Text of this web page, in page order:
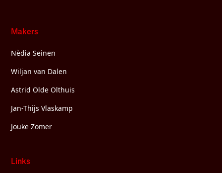
Makers
Nèdia Seinen
Wiljan van Dalen
Astrid Olde Olthuis
Jan-Thijs Vlaskamp
Jouke Zomer
Links